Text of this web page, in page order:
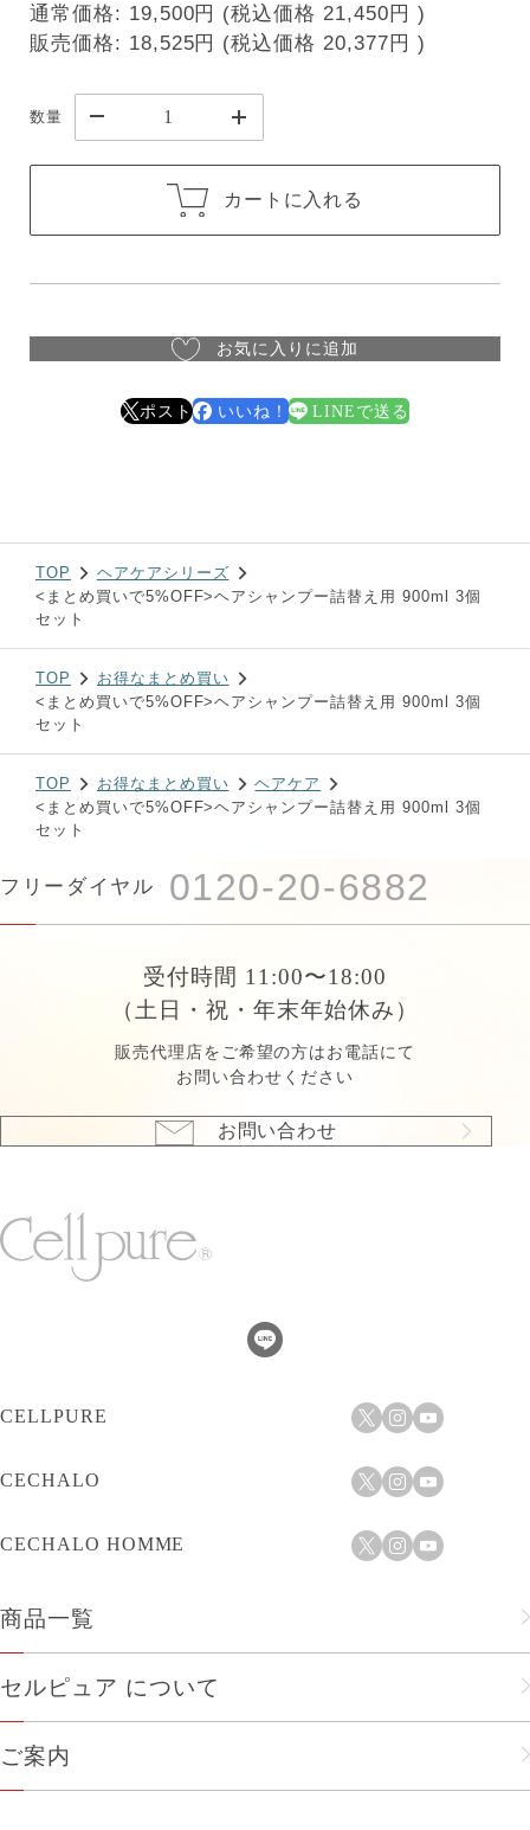
通常価格: 19,500円 (税込価格 21,450円 )
販売価格: 18,525円 (税込価格 20,377円 )
数量
カートに入れる
お気に入りに追加
ポスト いいね！ LINEで送る
TOP
ヘアケアシリーズ
<まとめ買いで5%OFF>ヘアシャンプー詰替え用 900ml 3個
セット
TOP
お得なまとめ買い
<まとめ買いで5%OFF>ヘアシャンプー詰替え用 900ml 3個
セット
TOP お得なまとめ買い
ヘアケア
<まとめ買いで5%OFF>ヘアシャンプー詰替え用 900ml 3個
セット
フリーダイヤル 0120-20-6882
受付時間 11:00〜18:00
（土日・祝・年末年始休み）
販売代理店をご希望の方はお電話にて
お問い合わせください
お問い合わせ
CELLPURE
CECHALO
CECHALO HOMME
商品一覧
フェイスケア
セルピュア について
セルピュアのこだわり
ご案内